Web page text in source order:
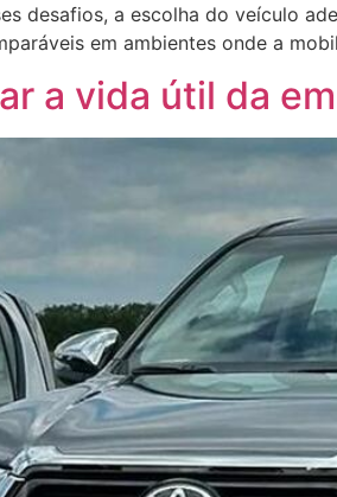
desafios, a escolha do veículo
em ambientes onde a
a vida útil da